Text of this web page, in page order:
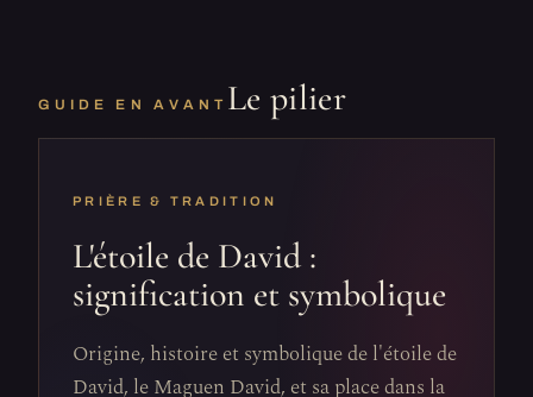
GUIDE EN AVANT Le pilier
PRIÈRE & TRADITION
L'étoile de David :
signification et symbolique
Origine, histoire et symbolique de l'étoile de
David, le Maguen David, et sa place dans la